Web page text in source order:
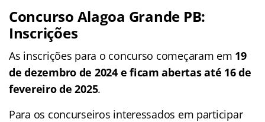
Concurso Alagoa Grande PB:
Inscrições
As inscrições para o concurso começaram em 19
de dezembro de 2024 e ficam abertas até 16 de
fevereiro de 2025.
Para os concurseiros interessados em participar